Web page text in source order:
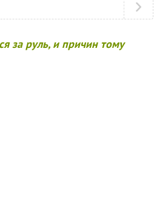
за руль, и причин тому